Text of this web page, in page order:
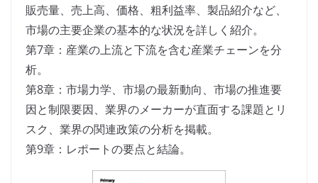
販売量、売上高、価格、粗利益率、製品紹介など、
市場の主要企業の基本的な状況を詳しく紹介。
第7章：産業の上流と下流を含む産業チェーンを分
析。
第8章：市場力学、市場の最新動向、市場の推進要
因と制限要因、業界のメーカーが直面する課題とリ
スク、業界の関連政策の分析を掲載。
第9章：レポートの要点と結論。